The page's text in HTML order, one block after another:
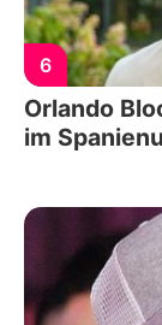
6
Orlando
im